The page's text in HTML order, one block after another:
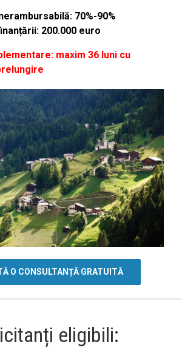
70%-90%
200.000 euro
maxim 36 luni cu
O CONSULTANȚĂ GRATUITĂ
eligibili: